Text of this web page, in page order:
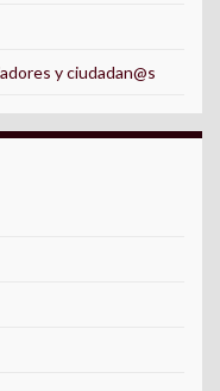
y ciudadan@s